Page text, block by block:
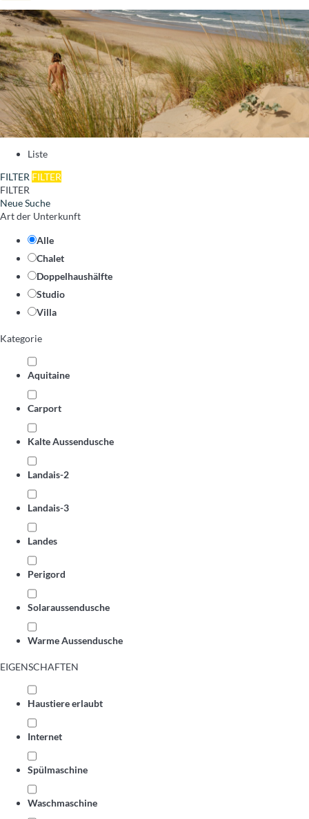
Liste
FILTER FILTER
FILTER
Neue Suche
Art der Unterkunft
Alle
Chalet
Doppelhaushälfte
Studio
Villa
Kategorie
Aquitaine
Carport
Kalte Aussendusche
Landais-2
Landais-3
Landes
Perigord
Solaraussendusche
Warme Aussendusche
EIGENSCHAFTEN
Haustiere erlaubt
Internet
Spülmaschine
Waschmaschine